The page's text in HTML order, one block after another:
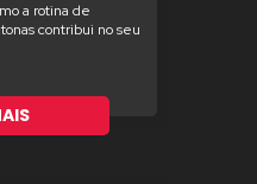
a rotina de
contribui no seu